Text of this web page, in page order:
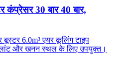
कंप्रेसर 30 बार 40 बार,